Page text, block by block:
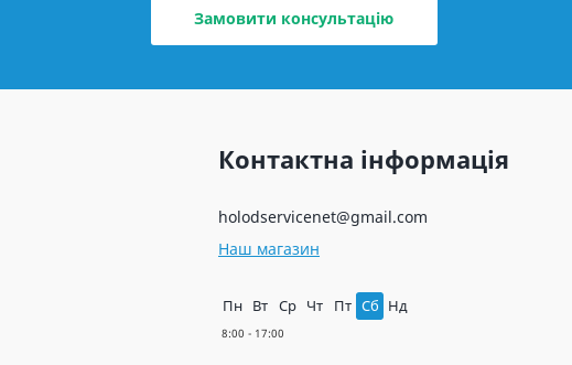
Замовити консультацію
Контактна інформація
holodservicenet@gmail.com
Наш магазин
Пн Вт Ср Чт Пт Сб Нд